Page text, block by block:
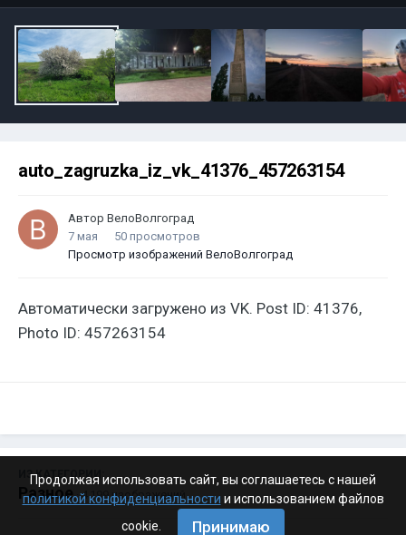
auto_zagruzka_iz_vk_41376_457263154
Автор ВелоВолгоград
7 мая
50 просмотров
Просмотр изображений ВелоВолгоград
Автоматически загружено из VK. Post ID: 41376,
Photo ID: 457263154
ИЗ КАТЕГОРИИ:
Разное · 4 199 изображений
Продолжая использовать сайт, вы соглашаетесь с нашей
политикой конфиденциальности и использованием файлов
cookie.
Принимаю